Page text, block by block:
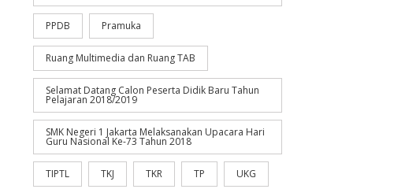
PPDB Pramuka
Ruang Multimedia dan Ruang TAB
Selamat Datang Calon Peserta Didik Baru Tahun
Pelajaran 2018/2019
SMK Negeri 1 Jakarta Melaksanakan Upacara Hari
Guru Nasional Ke-73 Tahun 2018
TIPTL TKJ TKR TP UKG